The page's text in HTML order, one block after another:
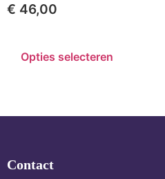
€ 46,00
Opties selecteren
Contact